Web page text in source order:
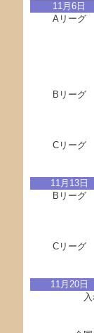
11月6日
Aリーグ
Bリーグ
Cリーグ
11月13日
Bリーグ
Cリーグ
11月20日